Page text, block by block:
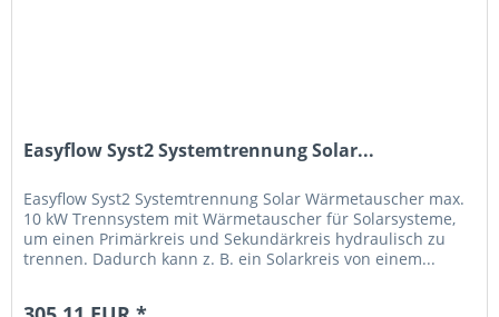
Easyflow Syst2 Systemtrennung Solar...
Easyflow Syst2 Systemtrennung Solar Wärmetauscher max.
10 kW Trennsystem mit Wärmetauscher für Solarsysteme,
um einen Primärkreis und Sekundärkreis hydraulisch zu
trennen. Dadurch kann z. B. ein Solarkreis von einem...